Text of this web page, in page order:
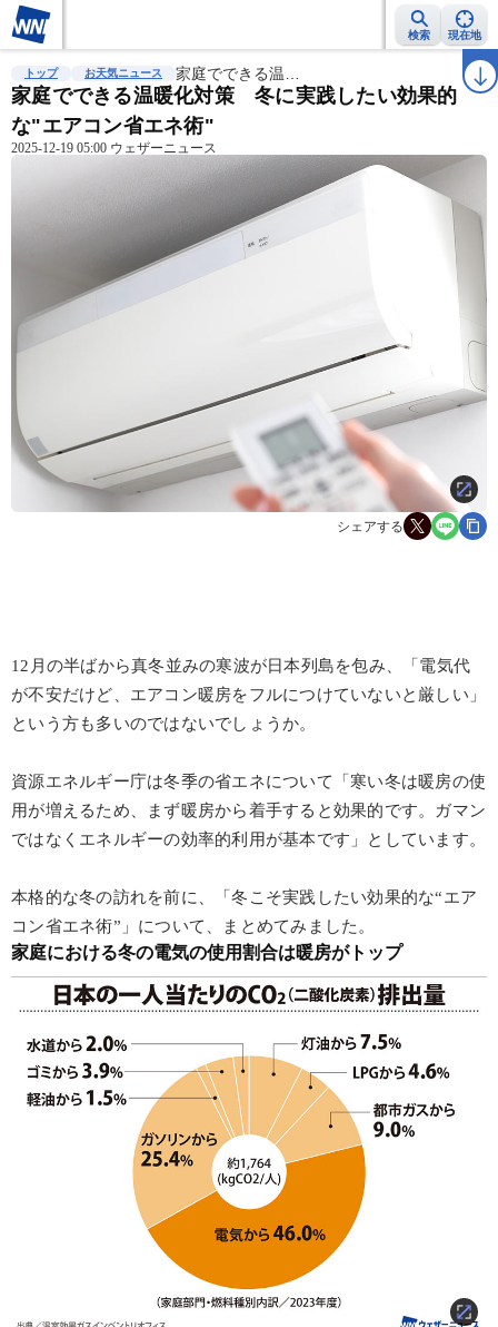
検索 現在地
雨雲レーダー 台風情報 地震情報 ラ
トップ お天気ニュース 家庭でできる温…
家庭でできる温暖化対策 冬に実践したい効果的
な"エアコン省エネ術"
2025-12-19 05:00 ウェザーニュース
シェアする
12月の半ばから真冬並みの寒波が日本列島を包み、「電気代
が不安だけど、エアコン暖房をフルにつけていないと厳しい」
という方も多いのではないでしょうか。
資源エネルギー庁は冬季の省エネについて「寒い冬は暖房の使
用が増えるため、まず暖房から着手すると効果的です。ガマン
ではなくエネルギーの効率的利用が基本です」としています。
本格的な冬の訪れを前に、「冬こそ実践したい効果的な“エア
コン省エネ術”」について、まとめてみました。
家庭における冬の電気の使用割合は暖房がトップ